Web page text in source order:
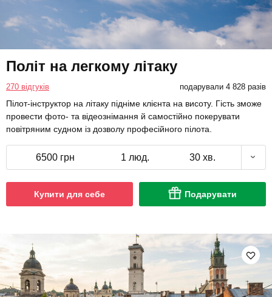
Політ на легкому літаку
270 відгуків подарували 4 828 разів
Пілот-інструктор на літаку підніме клієнта на висоту. Гість зможе
провести фото- та відеознімання й самостійно покерувати
повітряним судном із дозволу професійного пілота.
6500 грн 1 люд. 30 хв.
Купити для себе Подарувати